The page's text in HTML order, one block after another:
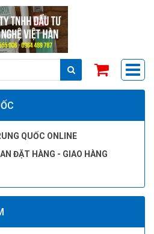
QUỐC ONLINE
ĐẶT HÀNG - GIAO HÀNG